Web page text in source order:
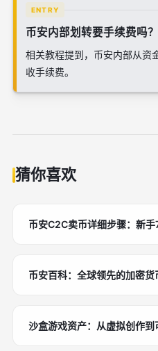
ENTRY
币安内部划转要手续费吗？
相关教程提到，币安内部从资
收手续费。
猜你喜欢
币安C2C卖币详细步骤：新
币安百科：全球领先的加密
沙盒游戏资产：从虚拟创作到